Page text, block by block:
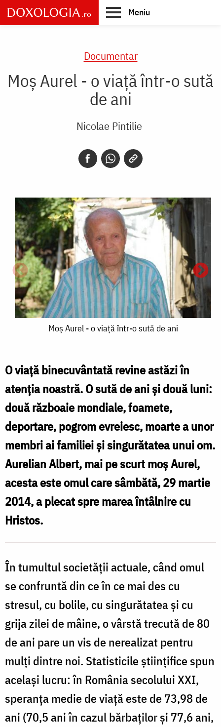
Skip
to
main
Meniu
Documentar
Moș Aurel - o viață într-o sută
de ani
Nicolae Pintilie
o
viață
într-
o
sută
de
ani
Moș Aurel - o viață într-o sută de ani
O viață binecuvântată revine astăzi în
atenția noastră. O sută de ani și două luni:
două războaie mondiale, foamete,
deportare, pogrom evreiesc, moarte a unor
membri ai familiei și singurătatea unui om.
Aurelian Albert, mai pe scurt moș Aurel,
acesta este omul care sâmbătă, 29 martie
2014, a plecat spre marea întâlnire cu
Hristos.
În tumultul societății actuale, când omul
se confruntă din ce în ce mai des cu
stresul, cu bolile, cu singurătatea și cu
grija zilei de mâine, o vârstă trecută de 80
de ani pare un vis de nerealizat pentru
mulți dintre noi. Statisticile științifice spun
același lucru: în România secolului XXI,
speranța medie de viață este de 73,98 de
ani (70,5 ani în cazul bărbaţilor şi 77,6 ani,